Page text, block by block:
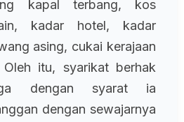
kapal terbang, kos
kadar hotel, kadar
asing, cukai kerajaan
itu, syarikat berhak
dengan syarat ia
dengan sewajarnya